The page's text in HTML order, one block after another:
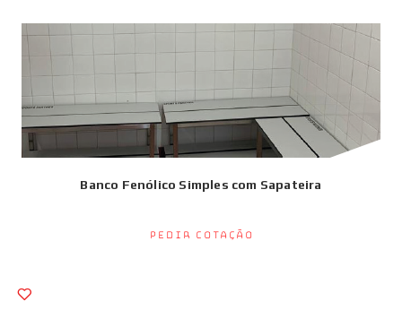
Banco Fenólico Simples com Sapateira
Pedir Cotação